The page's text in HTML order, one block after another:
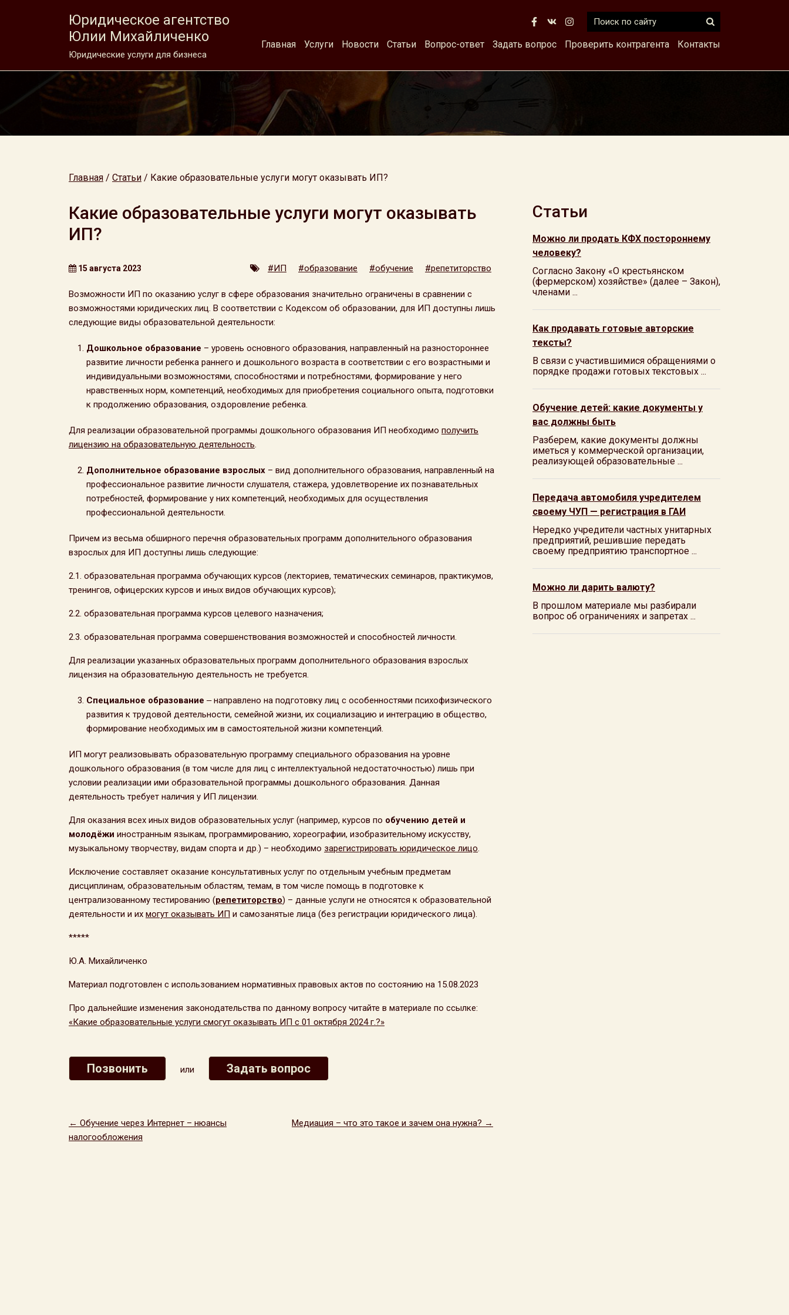
Юридическое агентство
Юлии Михайличенко
Юридические услуги для бизнеса
Главная Услуги Новости Статьи Вопрос-ответ Задать вопрос Проверить контрагента Контакты
Главная / Статьи / Какие образовательные услуги могут оказывать ИП?
Какие образовательные услуги могут оказывать
ИП?
15 августа 2023 #ИП #образование #обучение #репетиторство
Возможности ИП по оказанию услуг в сфере образования значительно ограничены в сравнении с
возможностями юридических лиц. В соответствии с Кодексом об образовании, для ИП доступны лишь
следующие виды образовательной деятельности:
Дошкольное образование – уровень основного образования, направленный на разностороннее
развитие личности ребенка раннего и дошкольного возраста в соответствии с его возрастными и
индивидуальными возможностями, способностями и потребностями, формирование у него
нравственных норм, компетенций, необходимых для приобретения социального опыта, подготовки
к продолжению образования, оздоровление ребенка.
Для реализации образовательной программы дошкольного образования ИП необходимо получить
лицензию на образовательную деятельность.
Дополнительное образование взрослых – вид дополнительного образования, направленный на
профессиональное развитие личности слушателя, стажера, удовлетворение их познавательных
потребностей, формирование у них компетенций, необходимых для осуществления
профессиональной деятельности.
Причем из весьма обширного перечня образовательных программ дополнительного образования
взрослых для ИП доступны лишь следующие:
2.1. образовательная программа обучающих курсов (лекториев, тематических семинаров, практикумов,
тренингов, офицерских курсов и иных видов обучающих курсов);
2.2. образовательная программа курсов целевого назначения;
2.3. образовательная программа совершенствования возможностей и способностей личности.
Для реализации указанных образовательных программ дополнительного образования взрослых
лицензия на образовательную деятельность не требуется.
Специальное образование ‒ направлено на подготовку лиц с особенностями психофизического
развития к трудовой деятельности, семейной жизни, их социализацию и интеграцию в общество,
формирование необходимых им в самостоятельной жизни компетенций.
ИП могут реализовывать образовательную программу специального образования на уровне
дошкольного образования (в том числе для лиц с интеллектуальной недостаточностью) лишь при
условии реализации ими образовательной программы дошкольного образования. Данная
деятельность требует наличия у ИП лицензии.
Для оказания всех иных видов образовательных услуг (например, курсов по обучению детей и
молодёжи иностранным языкам, программированию, хореографии, изобразительному искусству,
музыкальному творчеству, видам спорта и др.) – необходимо зарегистрировать юридическое лицо.
Исключение составляет оказание консультативных услуг по отдельным учебным предметам
дисциплинам, образовательным областям, темам, в том числе помощь в подготовке к
централизованному тестированию (репетиторство) – данные услуги не относятся к образовательной
деятельности и их могут оказывать ИП и самозанятые лица (без регистрации юридического лица).
*****
Ю.А. Михайличенко
Материал подготовлен с использованием нормативных правовых актов по состоянию на 15.08.2023
Про дальнейшие изменения законодательства по данному вопросу читайте в материале по ссылке:
«Какие образовательные услуги смогут оказывать ИП с 01 октября 2024 г.?»
Позвонить или Задать вопрос
← Обучение через Интернет – нюансы
налогообложения
Медиация – что это такое и зачем она нужна? →
Статьи
Можно ли продать КФХ постороннему
человеку?
Согласно Закону «О крестьянском
(фермерском) хозяйстве» (далее – Закон),
членами ...
Как продавать готовые авторские
тексты?
В связи с участившимися обращениями о
порядке продажи готовых текстовых ...
Обучение детей: какие документы у
вас должны быть
Разберем, какие документы должны
иметься у коммерческой организации,
реализующей образовательные ...
Передача автомобиля учредителем
своему ЧУП — регистрация в ГАИ
Нередко учредители частных унитарных
предприятий, решившие передать
своему предприятию транспортное ...
Можно ли дарить валюту?
В прошлом материале мы разбирали
вопрос об ограничениях и запретах ...